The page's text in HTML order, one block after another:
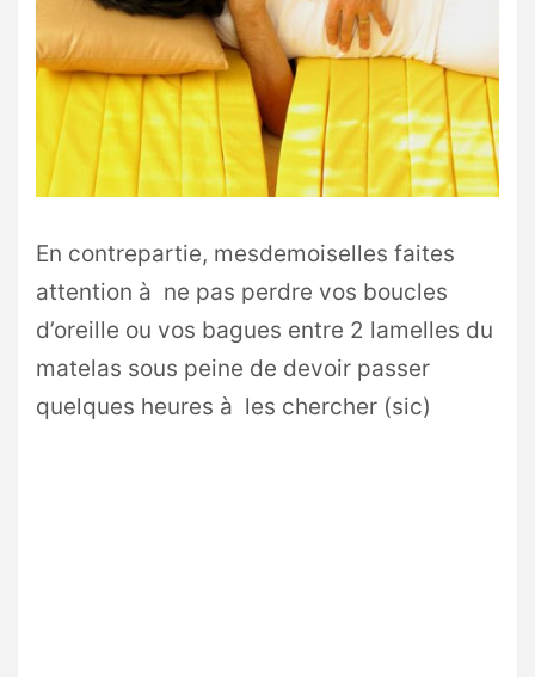
En contrepartie, mesdemoiselles faites
attention à ne pas perdre vos boucles
d’oreille ou vos bagues entre 2 lamelles du
matelas sous peine de devoir passer
quelques heures à les chercher (sic)